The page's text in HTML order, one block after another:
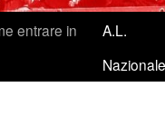
entrare in
A.L.
Nazionale